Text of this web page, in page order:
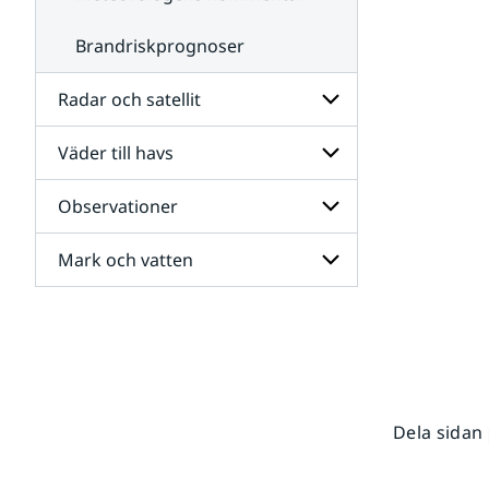
Brandriskprognoser
Radar och satellit
Undersidor
för
Radar
och
satellit
Väder till havs
Undersidor
för
Väder
till
havs
Observationer
Undersidor
för
Mark och vatten
Dela sidan